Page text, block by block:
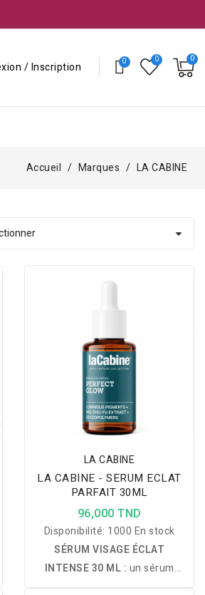
/ Inscription
Accueil Marques LA CABINE

LA CABINE
LA CABINE - SERUM ECLAT
PARFAIT 30ML
96,000 TND
Disponibilité: 1000 En stock
SÉRUM VISAGE ÉCLAT
INTENSE 30 ML : un sérum
illuminateur enrichi en